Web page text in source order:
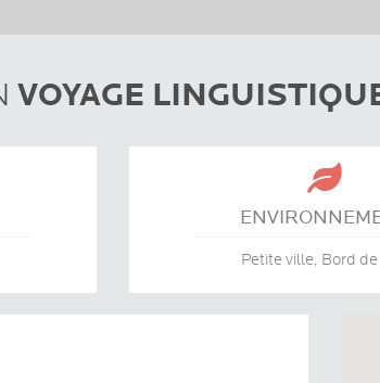
VOYAGE

Petite ville, Bord